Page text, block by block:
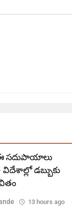
సదుపాయాలు
డబ్బుకు
13 hours ago